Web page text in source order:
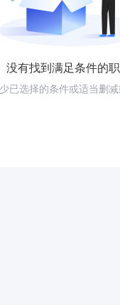
没有找到满足条件的
已选择的条件或适当删